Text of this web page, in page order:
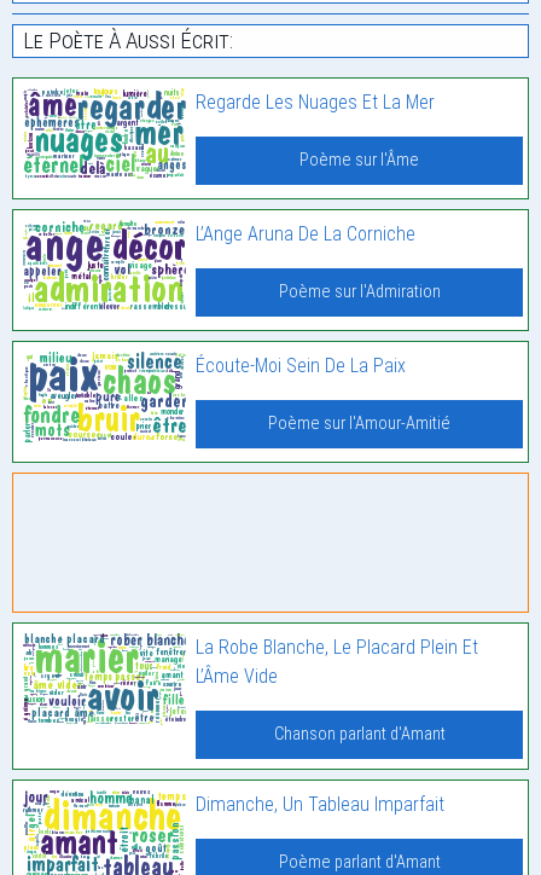
Le Poète À Aussi Écrit:
Regarde Les Nuages Et La Mer
Poème sur l'Âme
L’Ange Aruna De La Corniche
Poème sur l'Admiration
Écoute-Moi Sein De La Paix
Poème sur l'Amour-Amitié
La Robe Blanche, Le Placard Plein Et
L’Âme Vide
Chanson parlant d'Amant
Dimanche, Un Tableau Imparfait
Poème parlant d'Amant